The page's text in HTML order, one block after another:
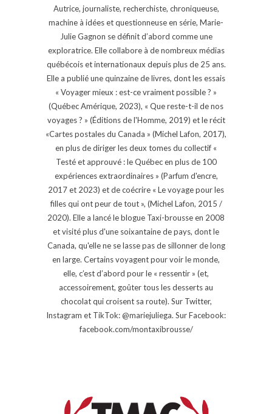
Autrice, journaliste, recherchiste, chroniqueuse,
machine à idées et questionneuse en série, Marie-
Julie Gagnon se définit d’abord comme une
exploratrice. Elle collabore à de nombreux médias
québécois et internationaux depuis plus de 25 ans.
Elle a publié une quinzaine de livres, dont les essais
« Voyager mieux : est-ce vraiment possible ? »
(Québec Amérique, 2023), « Que reste-t-il de nos
voyages ? » (Éditions de l'Homme, 2019) et le récit
«Cartes postales du Canada » (Michel Lafon, 2017),
en plus de diriger les deux tomes du collectif «
Testé et approuvé : le Québec en plus de 100
expériences extraordinaires » (Parfum d'encre,
2017 et 2023) et de coécrire « Le voyage pour les
filles qui ont peur de tout », (Michel Lafon, 2015 /
2020). Elle a lancé le blogue Taxi-brousse en 2008
et visité plus d'une soixantaine de pays, dont le
Canada, qu'elle ne se lasse pas de sillonner de long
en large. Certains voyagent pour voir le monde,
elle, c’est d’abord pour le « ressentir » (et,
accessoirement, goûter tous les desserts au
chocolat qui croisent sa route). Sur Twitter,
Instagram et TikTok: @mariejuliega. Sur Facebook:
facebook.com/montaxibrousse/